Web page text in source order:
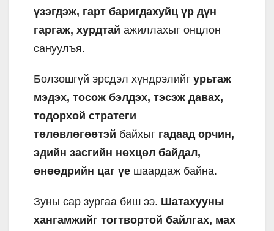
үзэгдэж, гарт баригдахуйц үр дүн
гаргаж, хурдтай ажиллахыг онцлон
сануулъя.
Болзошгүй эрсдэл хүндрэлийг урьтаж
мэдэх, тосож бэлдэх, тэсэж давах,
тодорхой стратеги
төлөвлөгөөтэй байхыг гадаад орчин,
эдийн засгийн нөхцөл байдал,
өнөөдрийн цаг үе шаардаж байна.
Зуны сар зургаа биш ээ. Шатахууны
хангамжийг тогтвортой байлгах, мах